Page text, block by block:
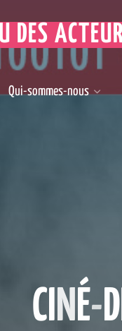
DES
Qui-sommes-nous
CINÉ-D